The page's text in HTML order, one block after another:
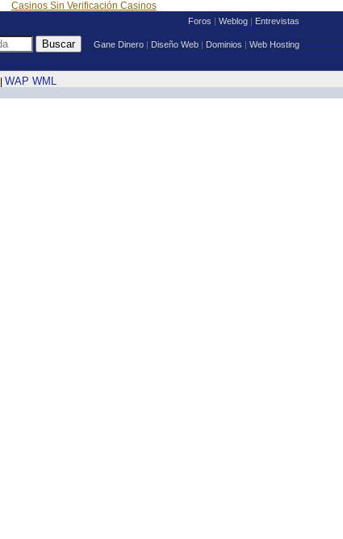
Casinos Sin Verificación Casinos
Foros|Weblog|Entrevistas
Gane Dinero|Diseño Web|Dominios|Web Hosting
WAP WML